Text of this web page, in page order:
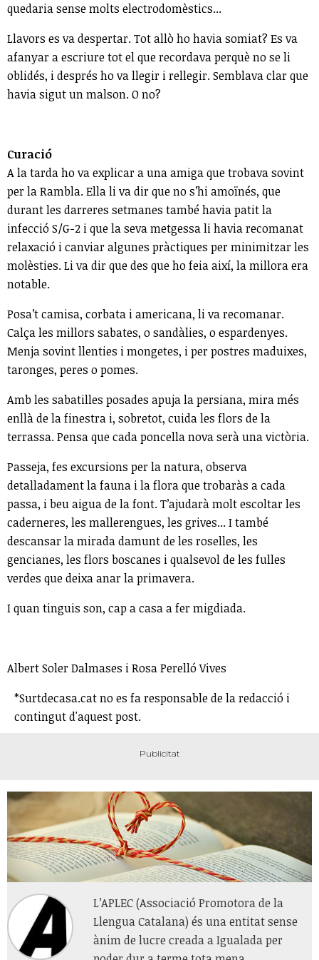
quedaria sense molts electrodomèstics...
Llavors es va despertar. Tot allò ho havia somiat? Es va
afanyar a escriure tot el que recordava perquè no se li
oblidés, i després ho va llegir i rellegir. Semblava clar que
havia sigut un malson. O no?
Curació
A la tarda ho va explicar a una amiga que trobava sovint
per la Rambla. Ella li va dir que no s’hi amoïnés, que
durant les darreres setmanes també havia patit la
infecció S/G-2 i que la seva metgessa li havia recomanat
relaxació i canviar algunes pràctiques per minimitzar les
molèsties. Li va dir que des que ho feia així, la millora era
notable.
Posa’t camisa, corbata i americana, li va recomanar.
Calça les millors sabates, o sandàlies, o espardenyes.
Menja sovint llenties i mongetes, i per postres maduixes,
taronges, peres o pomes.
Amb les sabatilles posades apuja la persiana, mira més
enllà de la finestra i, sobretot, cuida les flors de la
terrassa. Pensa que cada poncella nova serà una victòria.
Passeja, fes excursions per la natura, observa
detalladament la fauna i la flora que trobaràs a cada
passa, i beu aigua de la font. T’ajudarà molt escoltar les
caderneres, les mallerengues, les grives... I també
descansar la mirada damunt de les roselles, les
gencianes, les flors boscanes i qualsevol de les fulles
verdes que deixa anar la primavera.
I quan tinguis son, cap a casa a fer migdiada.
Albert Soler Dalmases i Rosa Perelló Vives
*Surtdecasa.cat no es fa responsable de la redacció i
contingut d'aquest post.
L’APLEC (Associació Promotora de la
Llengua Catalana) és una entitat sense
ànim de lucre creada a Igualada per